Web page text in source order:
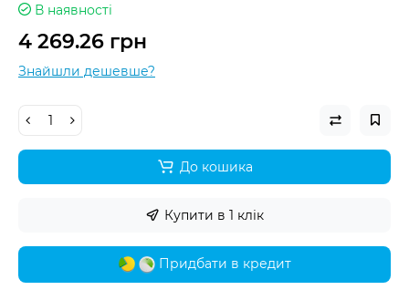
В наявності
4 269.26 грн
Знайшли дешевше?
До кошика
Купити в 1 клік
Придбати в кредит